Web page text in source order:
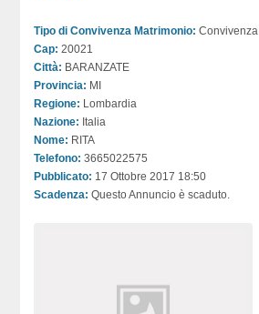
Tipo di Convivenza Matrimonio: Convivenza
Cap: 20021
Città: BARANZATE
Provincia: MI
Regione: Lombardia
Nazione: Italia
Nome: RITA
Telefono: 3665022575
Pubblicato: 17 Ottobre 2017 18:50
Scadenza: Questo Annuncio è scaduto.